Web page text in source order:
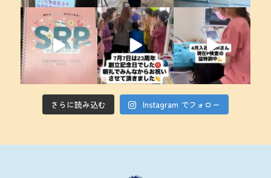
さらに読み込む Instagram でフォロー